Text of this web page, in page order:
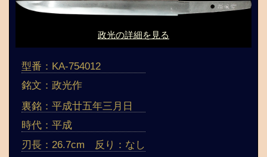
政光の詳細を見る
型番：KA-754012
銘文：政光作
裏銘：平成廿五年三月日
時代：平成
刃長：26.7cm 反り：なし